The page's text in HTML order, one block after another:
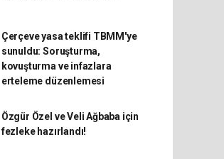
Çerçeve yasa teklifi TBMM'ye
sunuldu: Soruşturma,
kovuşturma ve infazlara
erteleme düzenlemesi
Özgür Özel ve Veli Ağbaba için
fezleke hazırlandı!